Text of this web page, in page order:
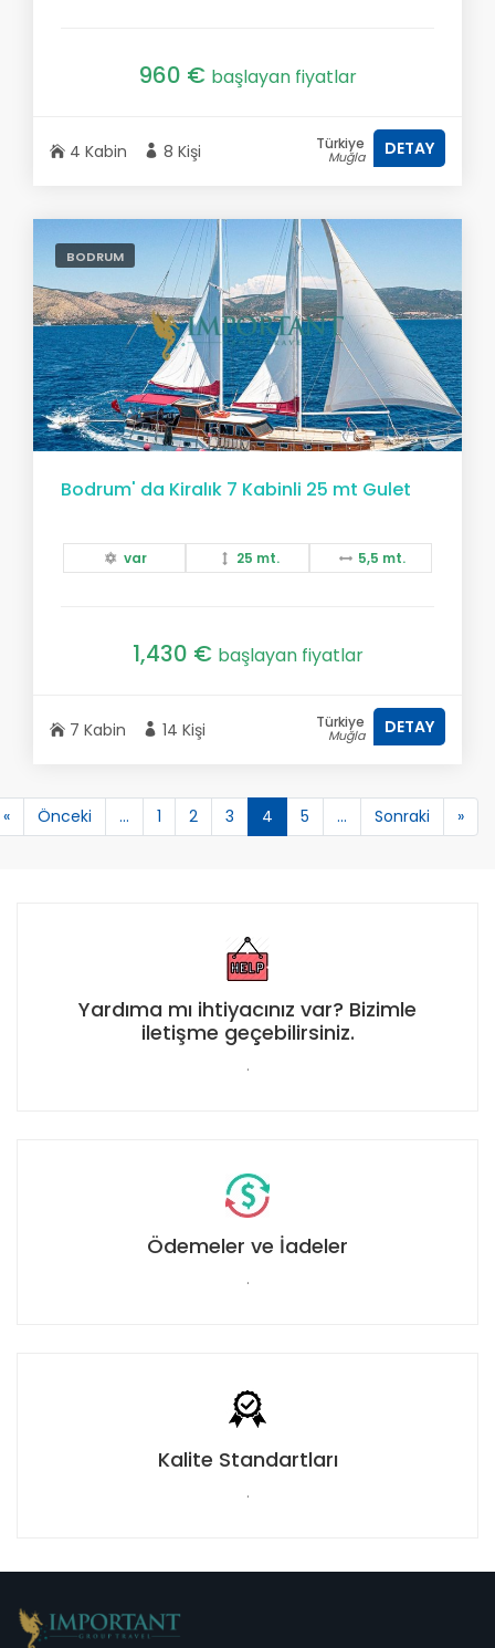
960 € başlayan fiyatlar
4 Kabin 8 Kişi Türkiye
Muğla DETAY
BODRUM
Bodrum' da Kiralık 7 Kabinli 25 mt Gulet
var 25 mt. 5,5 mt.
1,430 € başlayan fiyatlar
7 Kabin 14 Kişi Türkiye
Muğla DETAY
« Önceki ... 1 2 3 4 5 ... Sonraki »
Yardıma mı ihtiyacınız var? Bizimle
iletişme geçebilirsiniz.
.
Ödemeler ve İadeler
.
Kalite Standartları
.